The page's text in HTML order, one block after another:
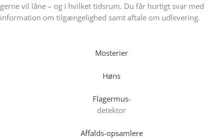
gerne vil låne – og i hvilket tidsrum. Du får hurtigt svar med
information om tilgængelighed samt aftale om udlevering.
Mosterier
Høns
Flagermus-
detektor
Affalds-opsamlere